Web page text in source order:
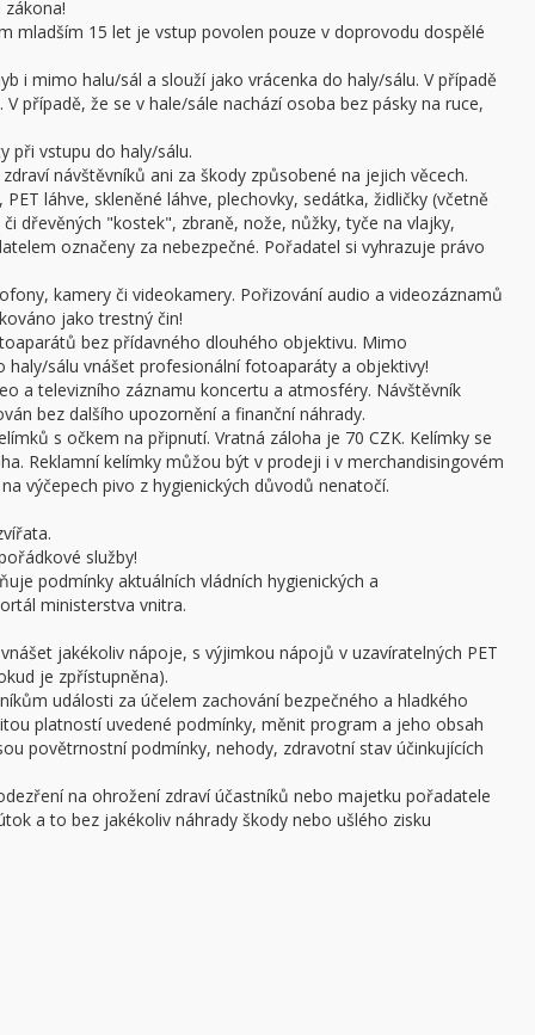
mladším 15 let je vstup povolen pouze v doprovodu dospělé
i mimo halu/sál a slouží jako vrácenka do haly/sálu. V případě
případě, že se v hale/sále nachází osoba bez pásky na ruce,
při vstupu do haly/sálu.
návštěvníků ani za škody způsobené na jejich věcech.
láhve, skleněné láhve, plechovky, sedátka, židličky (včetně
dřevěných "kostek", zbraně, nože, nůžky, tyče na vlajky,
označeny za nebezpečné. Pořadatel si vyhrazuje právo
kamery či videokamery. Pořizování audio a videozáznamů
jako trestný čin!
bez přídavného dlouhého objektivu. Mimo
sálu vnášet profesionální fotoaparáty a objektivy!
a televizního záznamu koncertu a atmosféry. Návštěvník
bez dalšího upozornění a finanční náhrady.
s očkem na připnutí. Vratná záloha je 70 CZK. Kelímky se
Reklamní kelímky můžou být v prodeji i v merchandisingovém
výčepech pivo z hygienických důvodů nenatočí.
služby!
podmínky aktuálních vládních hygienických a
ministerstva vnitra.
jakékoliv nápoje, s výjimkou nápojů v uzavíratelných PET
je zpřístupněna).
události za účelem zachování bezpečného a hladkého
platností uvedené podmínky, měnit program a jeho obsah
povětrnostní podmínky, nehody, zdravotní stav účinkujících
na ohrožení zdraví účastníků nebo majetku pořadatele
a to bez jakékoliv náhrady škody nebo ušlého zisku